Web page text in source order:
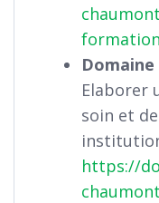
formation
Elaborer
soin et
https://